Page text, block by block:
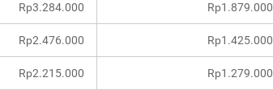
Rp3.284.000 Rp1.879.000
Rp2.476.000 Rp1.425.000
Rp2.215.000 Rp1.279.000